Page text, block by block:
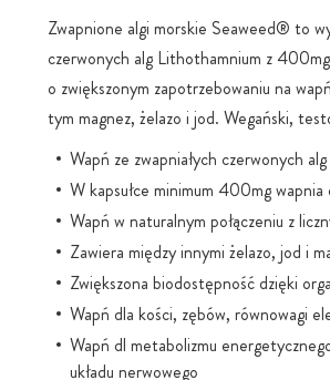
Zwapnione algi morskie Seaweed® to
czerwonych alg Lithothamnium z
o zwiększonym zapotrzebowaniu na
tym magnez, żelazo i jod. Wegański,
Wapń ze zwapniałych czerwonych
W kapsułce minimum 400mg
Wapń w naturalnym połączeniu z
Zawiera między innymi żelazo, jod i
Zwiększona biodostępność dzięki
Wapń dla kości, zębów, równowagi
Wapń dl metabolizmu
układu nerwowego